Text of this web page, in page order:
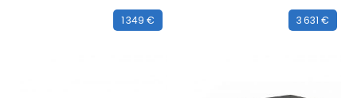
1 349 € 3 631 €